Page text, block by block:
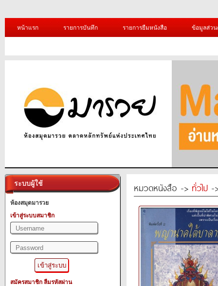
หน้าแรก รายการบันทึก รายการยืมหนังสือ ข้อมูลส่ว
ระบบผู้ใช้
ห้องสมุดมารวย
เข้าสู่ระบบสมาชิก
สมัครสมาชิก ลืมรหัสผ่าน
หมวดหนังสือ -> ทั่วไป -